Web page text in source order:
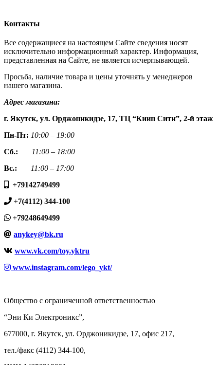
Контакты
Все содержащиеся на настоящем Сайте сведения носят
исключительно информационный характер. Информация,
представленная на Сайте, не является исчерпывающей.
Просьба, наличие товара и цены уточнять у менеджеров
нашего магазина.
Адрес магазина:
г. Якутск, ул. Орджоникидзе, 17, ТЦ “Киин Сити”, 2-й этаж
Пн-Пт: 10:00 – 19:00
Сб.:
11:00 – 18:00
Вс.:
11:00 – 17:00
+79142749499
+7(4112) 344-100
+79248649499
anykey@bk.ru
www.vk.com/toy.yktru
www.instagram.com/lego_ykt/
Общество с ограниченной ответственностью
“Эни Ки Электроникс”,
677000, г. Якутск, ул. Орджоникидзе, 17, офис 217,
тел./факс (4112) 344-100,